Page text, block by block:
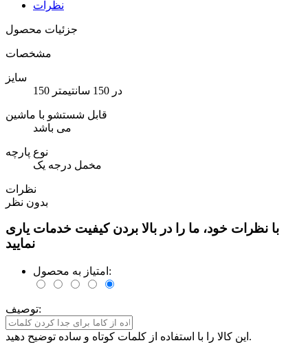
نظرات
جزئیات محصول
مشخصات
سایز
150 در 150 سانتیمتر
قابل شستشو با ماشین
می باشد
نوع پارچه
مخمل درجه یک
نظرات
بدون نظر
با نظرات خود، ما را در بالا بردن کیفیت خدمات یاری
نمایید
امتیاز به محصول:
توصیف:
این کالا را با استفاده از کلمات کوتاه و ساده توضیح دهید.